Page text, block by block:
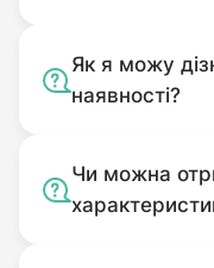
Як я можу
наявності?
Чи можна